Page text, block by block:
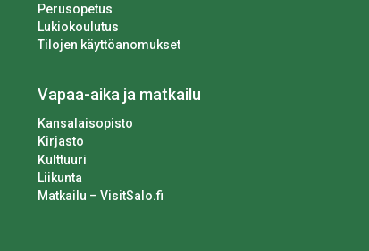
Perusopetus
Lukiokoulutus
Tilojen käyttöanomukset
Vapaa-aika ja matkailu
Kansalaisopisto
Kirjasto
Kulttuuri
Liikunta
Matkailu – VisitSalo.fi